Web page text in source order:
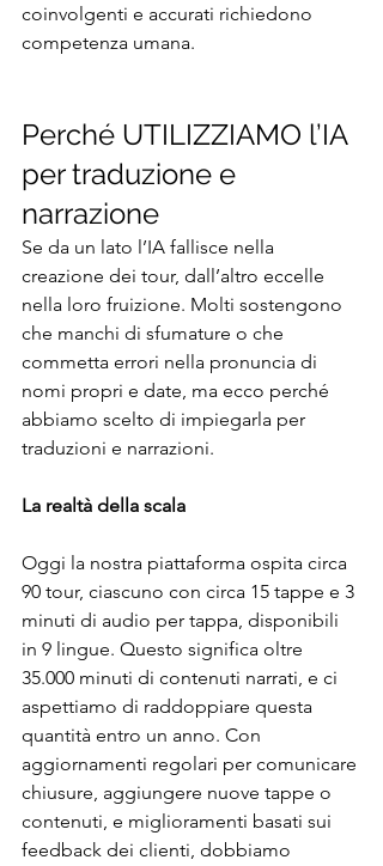
coinvolgenti e accurati richiedono
competenza umana.
Perché UTILIZZIAMO l’IA
per traduzione e
narrazione
Se da un lato l’IA fallisce nella
creazione dei tour, dall’altro eccelle
nella loro fruizione. Molti sostengono
che manchi di sfumature o che
commetta errori nella pronuncia di
nomi propri e date, ma ecco perché
abbiamo scelto di impiegarla per
traduzioni e narrazioni.
La realtà della scala
Oggi la nostra piattaforma ospita circa
90 tour, ciascuno con circa 15 tappe e 3
minuti di audio per tappa, disponibili
in 9 lingue. Questo significa oltre
35.000 minuti di contenuti narrati, e ci
aspettiamo di raddoppiare questa
quantità entro un anno. Con
aggiornamenti regolari per comunicare
chiusure, aggiungere nuove tappe o
contenuti, e miglioramenti basati sui
feedback dei clienti, dobbiamo